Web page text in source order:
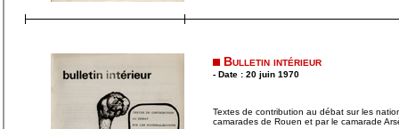
Bulletin intérieur
- Date : 20 juin 1970
Textes de contribution au débat sur les
camarades de Rouen et par le camarade